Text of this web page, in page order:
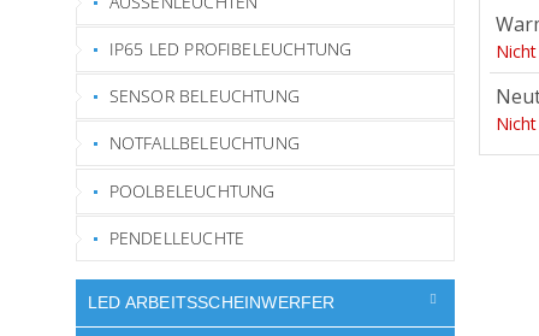
IP65 LED PROFIBELEUCHTUNG
SENSOR BELEUCHTUNG
NOTFALLBELEUCHTUNG
POOLBELEUCHTUNG
PENDELLEUCHTE
LED ARBEITSSCHEINWERFER